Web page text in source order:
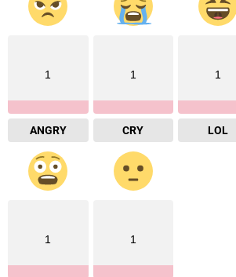
1
ANGRY
1
CRY
1
LOL
1 1